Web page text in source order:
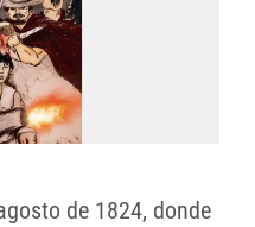
de 1824, donde